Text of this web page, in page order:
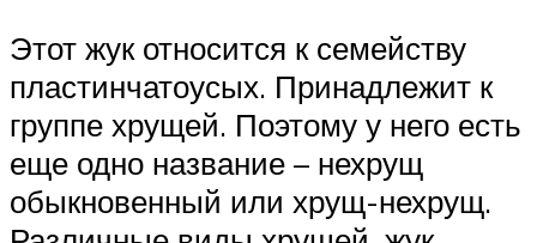
Этот жук относится к семейству
пластинчатоусых. Принадлежит к
группе хрущей. Поэтому у него есть
еще одно название – нехрущ
обыкновенный или хрущ-нехрущ.